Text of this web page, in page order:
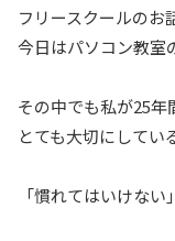
フリースクールのお
今日はパソコン教室
その中でも私が25年
とても大切にしてい
「慣れてはいけな